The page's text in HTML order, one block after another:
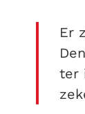
Er
ter